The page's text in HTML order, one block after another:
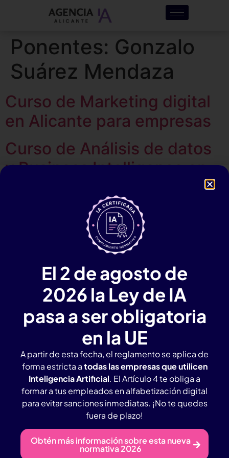
Ponentes: Gonzalo
Suárez Mendaza
Curso de Marketing digital
en Alicante para empresas
Curso de Análisis de datos
y Business Intelligence en
Curso de Productividad
digital en Alicante para
Curso de Productividad
empresarial con Microsoft
365 en Alicante aplicado a
Agencia IA en Alicante con amplia experiencia.
El 2 de agosto de
2026 la Ley de IA
pasa a ser obligatoria
en la UE
A partir de esta fecha, el reglamento se aplica de
forma estricta atodas las empresas que utilicen
Inteligencia Artificial. El Artículo 4 te obliga a
formar a tus empleados en alfabetización digital
para evitar sanciones inmediatas. ¡No te quedes
fuera de plazo!
Obtén más información sobre esta nueva
normativa 2026